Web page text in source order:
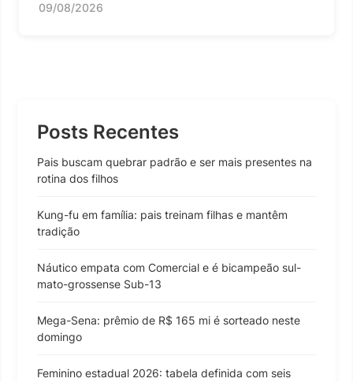
09/08/2026
Posts Recentes
Pais buscam quebrar padrão e ser mais presentes na
rotina dos filhos
Kung-fu em família: pais treinam filhas e mantêm
tradição
Náutico empata com Comercial e é bicampeão sul-
mato-grossense Sub-13
Mega-Sena: prêmio de R$ 165 mi é sorteado neste
domingo
Feminino estadual 2026: tabela definida com seis